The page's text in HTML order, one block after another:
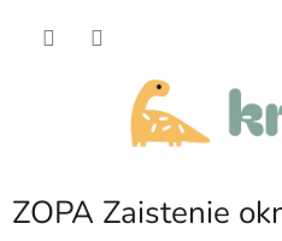
ZOPA Zaistenie